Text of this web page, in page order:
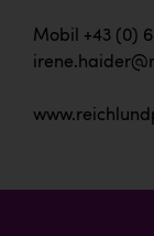
Mobil +43 (0)